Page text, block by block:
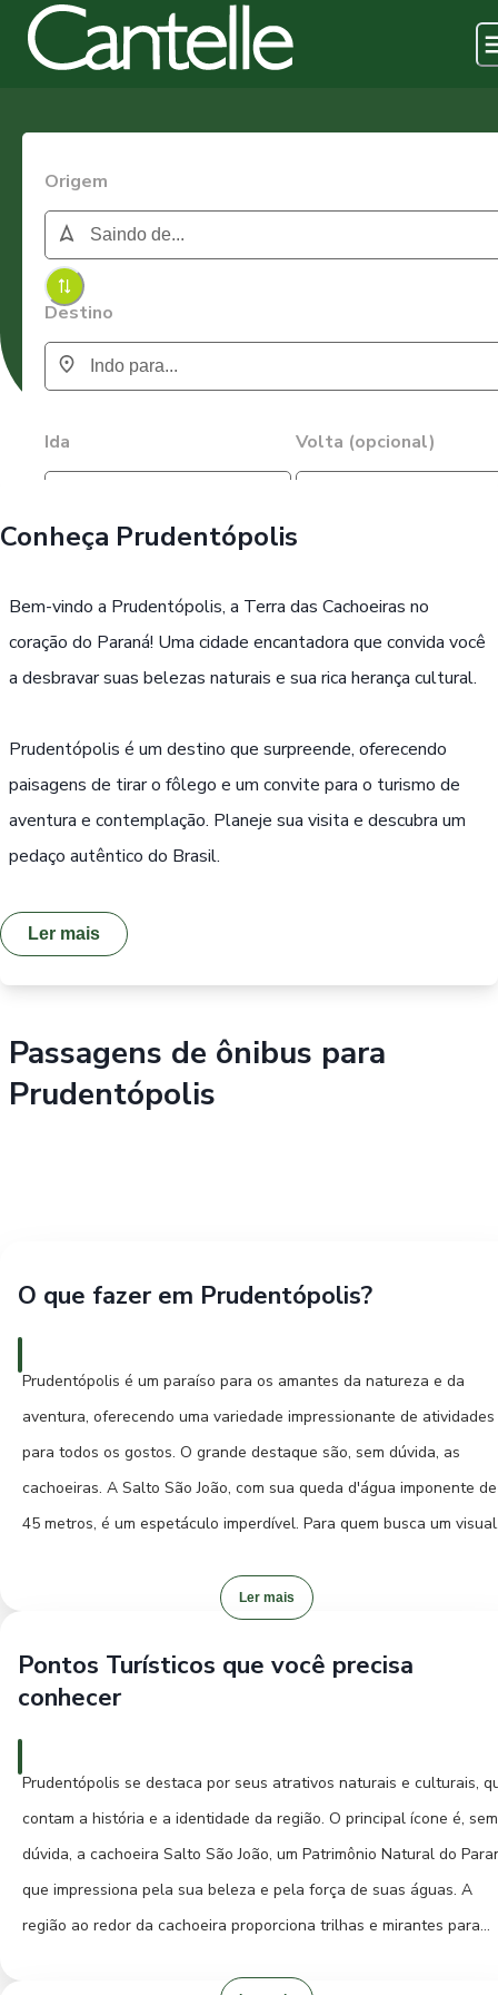
Origem
Destino
Ida Volta (opcional)
Conheça Prudentópolis
Bem-vindo a Prudentópolis, a Terra das Cachoeiras no
coração do Paraná! Uma cidade encantadora que convida você
a desbravar suas belezas naturais e sua rica herança cultural.
Prudentópolis é um destino que surpreende, oferecendo
paisagens de tirar o fôlego e um convite para o turismo de
aventura e contemplação. Planeje sua visita e descubra um
pedaço autêntico do Brasil.
Ler mais
Passagens de ônibus para
Prudentópolis
O que fazer em Prudentópolis?
Prudentópolis é um paraíso para os amantes da natureza e da
aventura, oferecendo uma variedade impressionante de atividades
para todos os gostos. O grande destaque são, sem dúvida, as
cachoeiras. A Salto São João, com sua queda d'água imponente de
45 metros, é um espetáculo imperdível. Para quem busca um visual
um poço para banho refrescante. A região ainda conta com a
deslumbrante e a possibilidade de praticar rapel. Explorar o
Estadual de Vila Velha, embora um pouco mais distante, também
gigante. Além das cachoeiras, Prudentópolis oferece trilhas
ecológicas em meio à Mata Atlântica, perfeitas para caminhadas e
contato direto com a fauna e a flora local. A vida noturna em
Prudentópolis é mais tranquila, focada em bares locais que
culinária típica e bebidas regionais, ideal para relaxar após um dia
com eventos culturais e festivais, que oferecem uma imersão
Ler mais
Pontos Turísticos que você precisa
conhecer
Prudentópolis se destaca por seus atrativos naturais e culturais,
contam a história e a identidade da região. O principal ícone é, sem
dúvida, a cachoeira Salto São João, um Patrimônio Natural do
que impressiona pela sua beleza e pela força de suas águas. A
região ao redor da cachoeira proporciona trilhas e mirantes para